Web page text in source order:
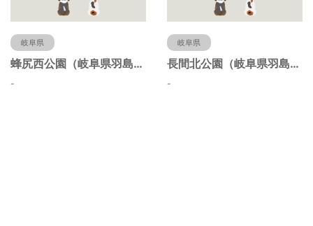
岐阜県
蜂尻西公園（岐阜県羽島市）
-
岐阜県
長間北公園（岐阜県羽島市）
-